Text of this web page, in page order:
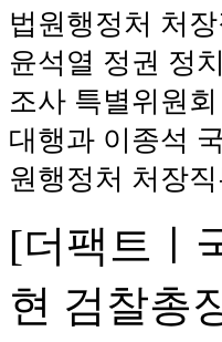
윤석열 정권 정
조사 특별위원
대행과 이종석
원행정처 처장
[더팩트ㅣ
현 검찰총